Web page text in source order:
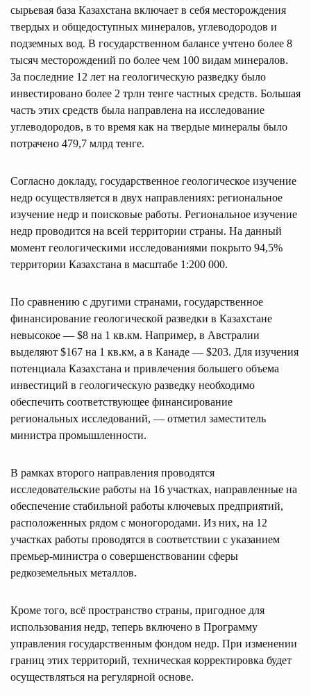
сырьевая база Казахстана включает в себя месторождения
твердых и общедоступных минералов, углеводородов и
подземных вод. В государственном балансе учтено более 8
тысяч месторождений по более чем 100 видам минералов.
За последние 12 лет на геологическую разведку было
инвестировано более 2 трлн тенге частных средств. Большая
часть этих средств была направлена на исследование
углеводородов, в то время как на твердые минералы было
потрачено 479,7 млрд тенге.
Согласно докладу, государственное геологическое изучение
недр осуществляется в двух направлениях: региональное
изучение недр и поисковые работы. Региональное изучение
недр проводится на всей территории страны. На данный
момент геологическими исследованиями покрыто 94,5%
территории Казахстана в масштабе 1:200 000.
По сравнению с другими странами, государственное
финансирование геологической разведки в Казахстане
невысокое — $8 на 1 кв.км. Например, в Австралии
выделяют $167 на 1 кв.км, а в Канаде — $203. Для изучения
потенциала Казахстана и привлечения большего объема
инвестиций в геологическую разведку необходимо
обеспечить соответствующее финансирование
региональных исследований, — отметил заместитель
министра промышленности.
В рамках второго направления проводятся
исследовательские работы на 16 участках, направленные на
обеспечение стабильной работы ключевых предприятий,
расположенных рядом с моногородами. Из них, на 12
участках работы проводятся в соответствии с указанием
премьер-министра о совершенствовании сферы
редкоземельных металлов.
Кроме того, всё пространство страны, пригодное для
использования недр, теперь включено в Программу
управления государственным фондом недр. При изменении
границ этих территорий, техническая корректировка будет
осуществляться на регулярной основе.